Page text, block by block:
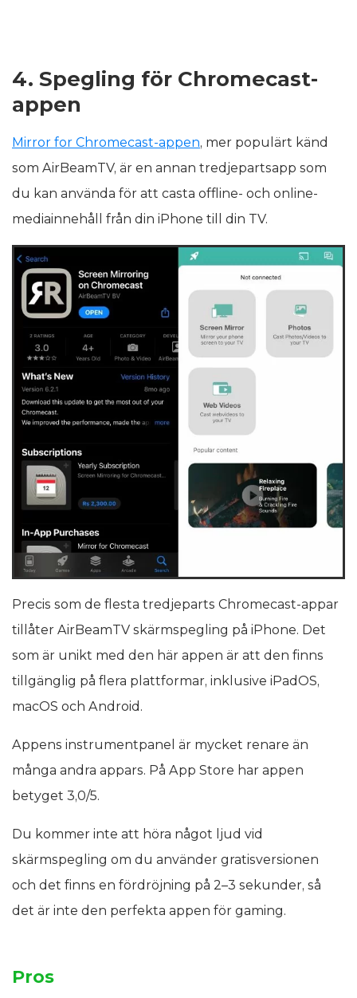
4. Spegling för Chromecast-
appen
Mirror for Chromecast-appen, mer populärt känd
som AirBeamTV, är en annan tredjepartsapp som
du kan använda för att casta offline- och online-
mediainnehåll från din iPhone till din TV.
Precis som de flesta tredjeparts Chromecast-appar
tillåter AirBeamTV skärmspegling på iPhone. Det
som är unikt med den här appen är att den finns
tillgänglig på flera plattformar, inklusive iPadOS,
macOS och Android.
Appens instrumentpanel är mycket renare än
många andra appars. På App Store har appen
betyget 3,0/5.
Du kommer inte att höra något ljud vid
skärmspegling om du använder gratisversionen
och det finns en fördröjning på 2–3 sekunder, så
det är inte den perfekta appen för gaming.
Pros